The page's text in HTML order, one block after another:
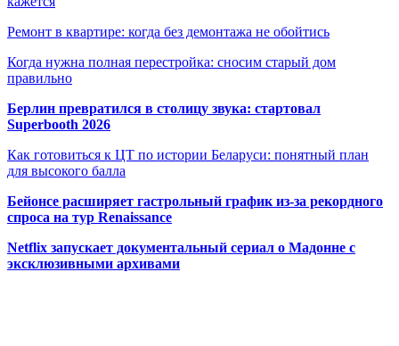
Ремонт в квартире: когда без демонтажа не обойтись
Когда нужна полная перестройка: сносим старый дом
правильно
Берлин превратился в столицу звука: стартовал
Superbooth 2026
Как готовиться к ЦТ по истории Беларуси: понятный план
для высокого балла
Бейонсе расширяет гастрольный график из-за рекордного
спроса на тур Renaissance
Netflix запускает документальный сериал о Мадонне с
эксклюзивными архивами